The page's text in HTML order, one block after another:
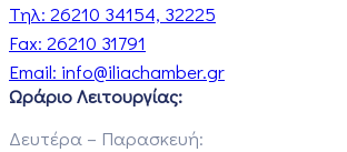
Τηλ: 26210 34154, 32225
Fax: 26210 31791
Email: info@iliachamber.gr
Ωράριο Λειτουργίας:
Δευτέρα – Παρασκευή: